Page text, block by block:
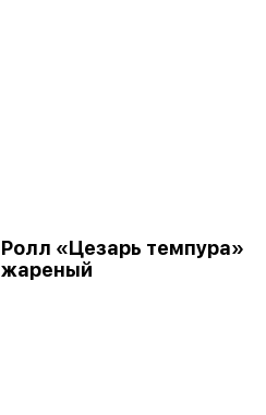
Ролл «Цезарь темпура»
жареный